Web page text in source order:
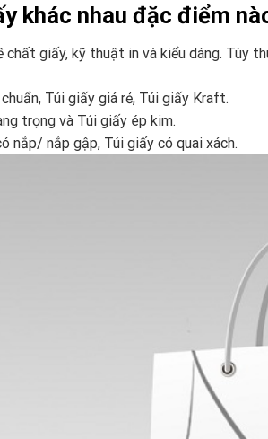
khác nhau đặc điểm
chất giấy, kỹ thuật in và kiểu dáng. Tùy
Túi giấy giá rẻ, Túi giấy Kraft.
trọng và Túi giấy ép kim.
nắp/ nắp gập, Túi giấy có quai xách.